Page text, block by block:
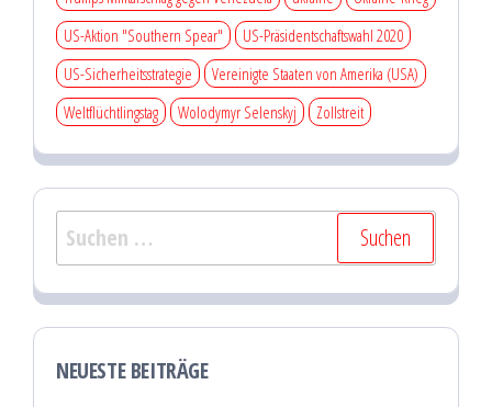
US-Aktion "Southern Spear"
US-Präsidentschaftswahl 2020
US-Sicherheitsstrategie
Vereinigte Staaten von Amerika (USA)
Weltflüchtlingstag
Wolodymyr Selenskyj Zollstreit
Suchen
nach:
NEUESTE BEITRÄGE